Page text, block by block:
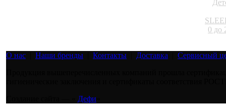
0 до
О нас Наши бренды Контакты Доставка
Сервисный
Дефи